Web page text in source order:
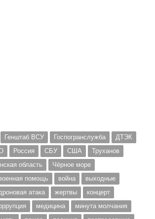
Генштаб ВСУ Госпогранслужба
ДТЭК
Россия СБУ США
Труханов
область
Чёрное море
помощь война
выходные
атака жертвы
концерт
медицина
минута молчания